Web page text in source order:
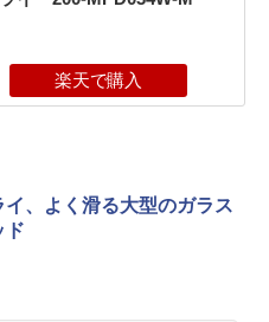
楽天で購入
、よく滑る大型のガラス
ド